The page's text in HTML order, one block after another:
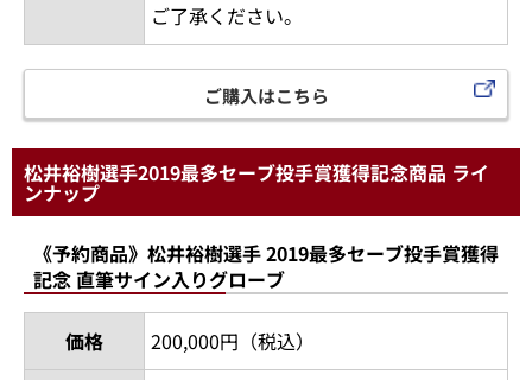
ご了承ください。
ご購入はこちら
松井裕樹選手2019最多セーブ投手賞獲得記念商品 ライ
ンナップ
《予約商品》松井裕樹選手 2019最多セーブ投手賞獲得
記念 直筆サイン入りグローブ
価格
200,000円（税込）